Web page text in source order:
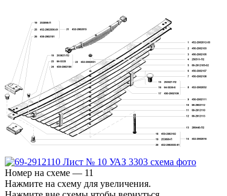
Номер на схеме — 11
Нажмите на схему для увеличения.